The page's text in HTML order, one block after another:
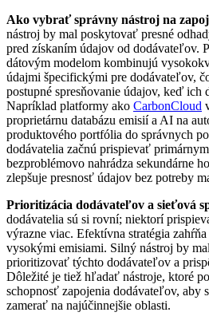
Ako vybrať správny nástroj na
nástroj by mal poskytovať presné
pred získaním údajov od dodávateľov.
dátovým modelom kombinujú
údajmi špecifickými pre dodávateľov,
postupné spresňovanie údajov, keď ich
Napríklad platformy ako CarbonCloud
proprietárnu databázu emisií a AI na
produktového portfólia do správnych
dodávatelia začnú prispievať
bezproblémovo nahrádza sekundárne
zlepšuje presnosť údajov bez potreby
Prioritizácia dodávateľov a sieťová
dodávatelia sú si rovní; niektorí
výrazne viac. Efektívna stratégia
vysokými emisiami. Silný nástroj by
prioritizovať týchto dodávateľov a
Dôležité je tiež hľadať nástroje, ktoré
schopnosť zapojenia dodávateľov, aby
zamerať na najúčinnejšie oblasti.